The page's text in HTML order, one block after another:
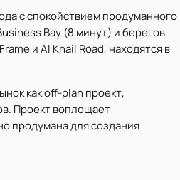
с спокойствием продуманного
Bay (8 минут) и берегов
и Al Khail Road, находятся в
как off-plan проект,
Проект воплощает
продумана для создания